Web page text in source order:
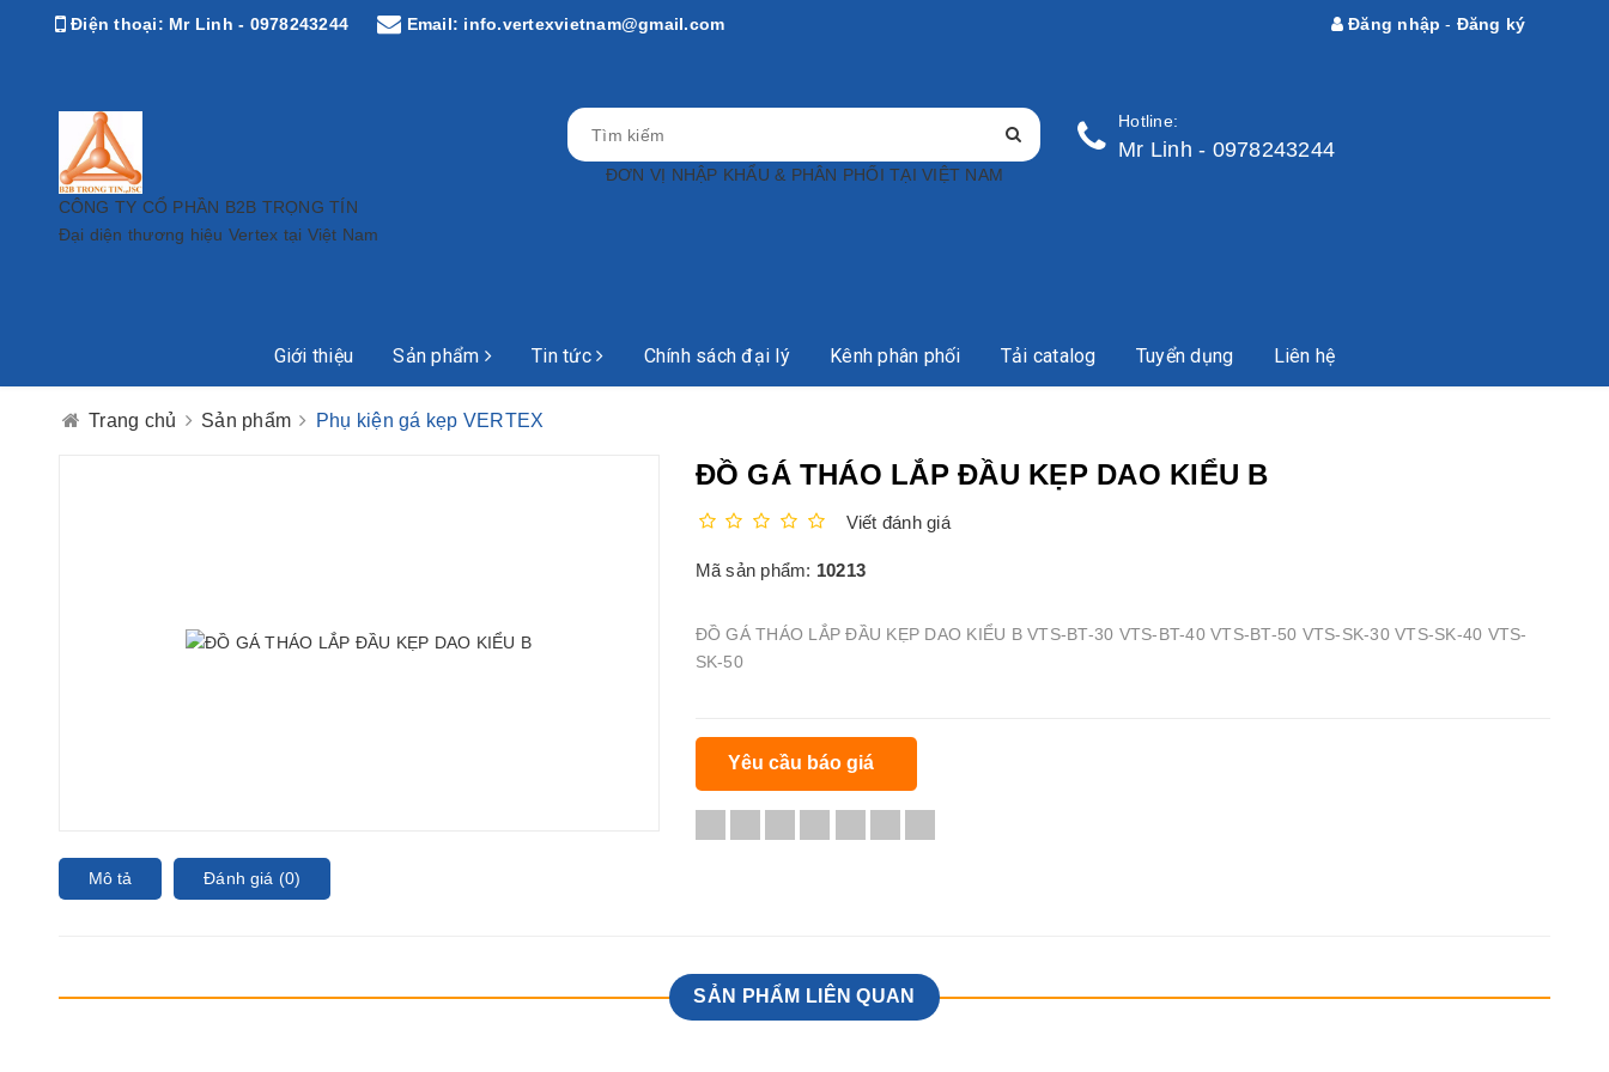
Điện thoại: Mr Linh - 0978243244 Email: info.vertexvietnam@gmail.com Đăng nhập - Đăng ký
CÔNG TY CỔ PHẦN B2B TRỌNG TÍN
Đại diện thương hiệu Vertex tại Việt Nam
ĐƠN VỊ NHẬP KHẨU & PHÂN PHỐI TẠI VIỆT NAM
Hotline:
Mr Linh - 0978243244
Giới thiệu Sản phẩm Tin tức Chính sách đại lý Kênh phân phối Tải catalog Tuyển dụng Liên hệ
Trang chủ Sản phẩm Phụ kiện gá kẹp VERTEX
ĐỒ GÁ THÁO LẮP ĐẦU KẸP DAO KIỂU B
Viết đánh giá
Mã sản phẩm: 10213
ĐỒ GÁ THÁO LẮP ĐẦU KẸP DAO KIỂU B VTS-BT-30 VTS-BT-40 VTS-BT-50 VTS-SK-30 VTS-SK-40 VTS-
SK-50
Yêu cầu báo giá
Mô tả Đánh giá (0)
SẢN PHẨM LIÊN QUAN